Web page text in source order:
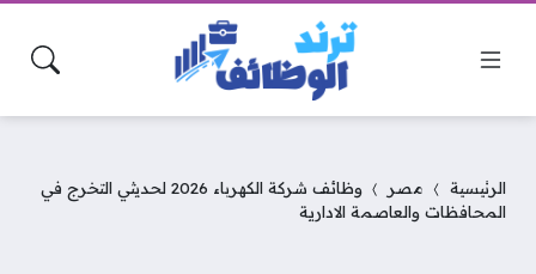
الرئيسية مصر
وظائف شركة الكهرباء 2026 لحديثي التخرج في
المحافظات والعاصمة الادارية